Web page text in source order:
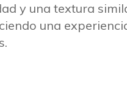
y una textura
una